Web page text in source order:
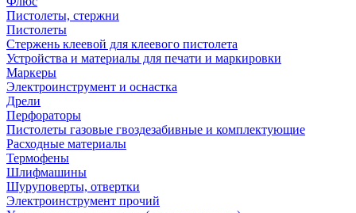
Пистолеты, стержни
Пистолеты
Стержень клеевой для клеевого пистолета
Устройства и материалы для печати и маркировки
Маркеры
Электроинструмент и оснастка
Дрели
Перфораторы
Пистолеты газовые гвоздезабивные и комплектующие
Расходные материалы
Термофены
Шлифмашины
Шуруповерты, отвертки
Электроинструмент прочий